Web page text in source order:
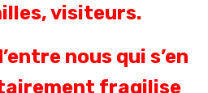
visiteurs.
nous qui s’en
fragilise